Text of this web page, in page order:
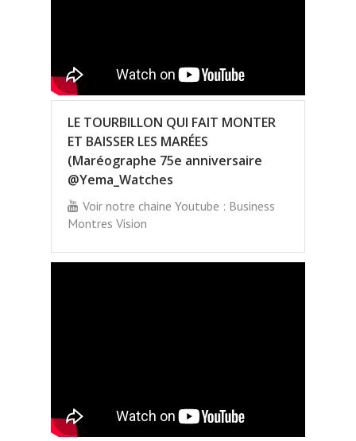
LE TOURBILLON QUI FAIT MONTER
ET BAISSER LES MARÉES
(Maréographe 75e anniversaire
@Yema_Watches
Voir notre chaine Youtube : Business
Montres Vision